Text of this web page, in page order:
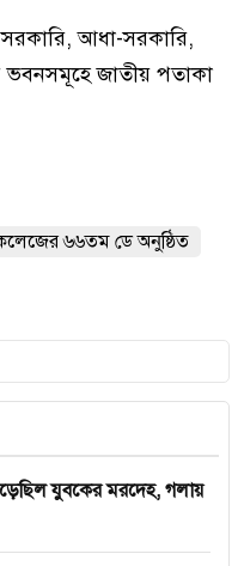
আধা-সরকারি,
ভবনসমূহে জাতীয় পতাকা
৬৬তম ডে অনুষ্ঠিত
যুবকের মরদেহ, গলায়